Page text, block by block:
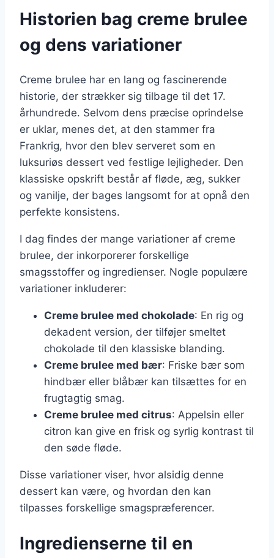
Historien bag creme brulee
og dens variationer
Creme brulee har en lang og fascinerende
historie, der strækker sig tilbage til det 17.
århundrede. Selvom dens præcise oprindelse
er uklar, menes det, at den stammer fra
Frankrig, hvor den blev serveret som en
luksuriøs dessert ved festlige lejligheder. Den
klassiske opskrift består af fløde, æg, sukker
og vanilje, der bages langsomt for at opnå den
perfekte konsistens.
I dag findes der mange variationer af creme
brulee, der inkorporerer forskellige
smagsstoffer og ingredienser. Nogle populære
variationer inkluderer:
Creme brulee med chokolade: En rig og
dekadent version, der tilføjer smeltet
chokolade til den klassiske blanding.
Creme brulee med bær: Friske bær som
hindbær eller blåbær kan tilsættes for en
frugtagtig smag.
Creme brulee med citrus: Appelsin eller
citron kan give en frisk og syrlig kontrast til
den søde fløde.
Disse variationer viser, hvor alsidig denne
dessert kan være, og hvordan den kan
tilpasses forskellige smagspræferencer.
Ingredienserne til en